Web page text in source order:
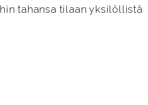
tahansa tilaan yksilöllistä